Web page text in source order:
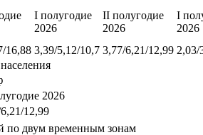
I полугодие
2026
II полугодие
2026
I
2026
16,88 3,39/5,12/10,7 3,77/6,21/12,99 2,03/
2026
12,99
по двум временным зонам